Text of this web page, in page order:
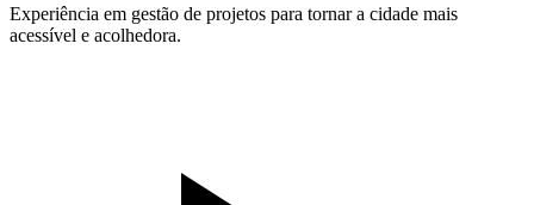
Experiência em gestão de projetos para tornar a cidade mais
acessível e acolhedora.